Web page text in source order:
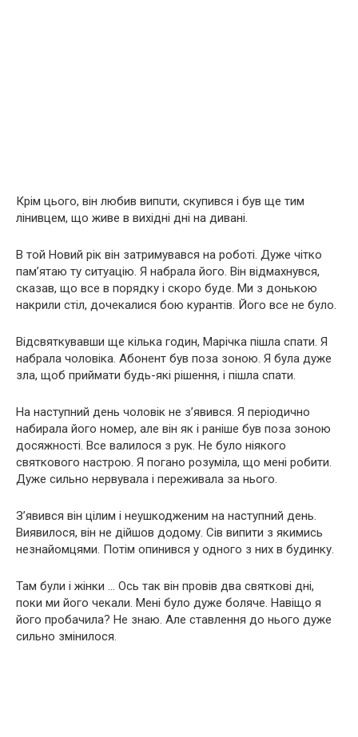
Крім цього, він любив випuти, скупився і був ще тим
лінивцем, що живе в вихідні дні на дивані.
В той Новий рік він затримувався на роботі. Дуже чітко
пам’ятаю ту ситуацію. Я набрала його. Він відмахнувся,
сказав, що все в порядку і скоро буде. Ми з донькою
накрили стіл, дочекалися бою курантів. Його все не було.
Відсвяткувавши ще кілька годин, Марічка пішла спати. Я
набрала чоловіка. Абонент був поза зоною. Я була дуже
зла, щоб приймати будь-які рішення, і пішла спати.
На наступний день чоловік не з’явився. Я періодично
набирала його номер, але він як і раніше був поза зоною
досяжності. Все валилося з рук. Не було ніякого
святкового настрою. Я погано розуміла, що мені робити.
Дуже сильно нервувала і переживала за нього.
З’явився він цілим і неушкодженим на наступний день.
Виявилося, він не дійшов додому. Сів випити з якимись
незнайомцями. Потім опинився у одного з них в будинку.
Там були і жінки … Ось так він провів два святкові дні,
поки ми його чекали. Мені було дуже боляче. Навіщо я
його пробачила? Не знаю. Але ставлення до нього дуже
сильно змінилося.